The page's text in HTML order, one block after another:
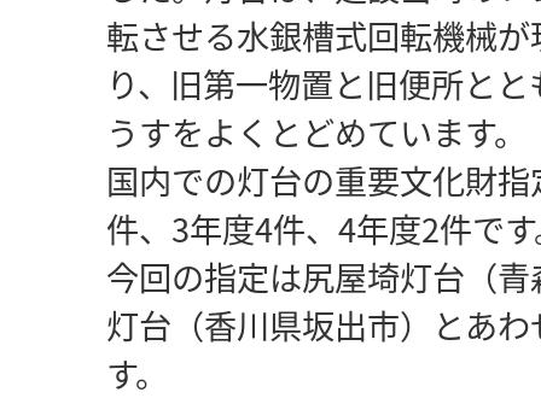
転させる水銀槽式回転機械
り、旧第一物置と旧便所と
うすをよくとどめています。
国内での灯台の重要文化財
件、3年度4件、4年度2件で
今回の指定は尻屋埼灯台（
灯台（香川県坂出市）とあ
す。